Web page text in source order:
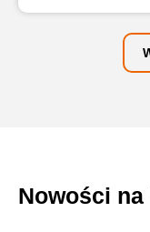
Nowości na